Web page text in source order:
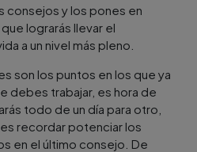
consejos y los pones en
lograrás llevar el
a un nivel más pleno.
son los puntos en los que ya
debes trabajar, es hora de
todo de un día para otro,
recordar potenciar los
en el último consejo. De